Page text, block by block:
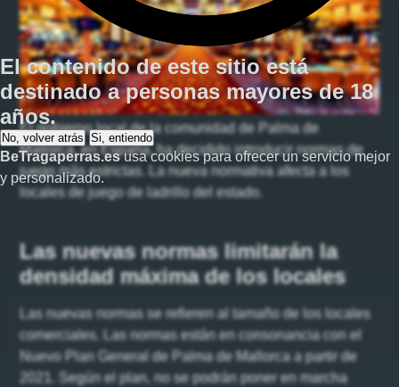
El contenido de este sitio está
destinado a personasmayores de 18
años.
No, volver atrás Si, entiendo
BeTragaperras.esusa cookies para ofrecer un servicio mejor
y personalizado.
El gobierno local de la comunidad de Palma de
Mallorca, en España, ha decidido introducir normas de
juego más estrictas. La nueva normativa afecta a los
locales de juego de ladrillo del estado.
Las nuevas normas limitarán la
densidad máxima de los locales
Las nuevas normas se refieren al tamaño de los locales
comerciales. Las normas están en consonancia con el
Nuevo Plan General de Palma de Mallorca a partir de
2021. Según el plan, no se podrán poner en marcha